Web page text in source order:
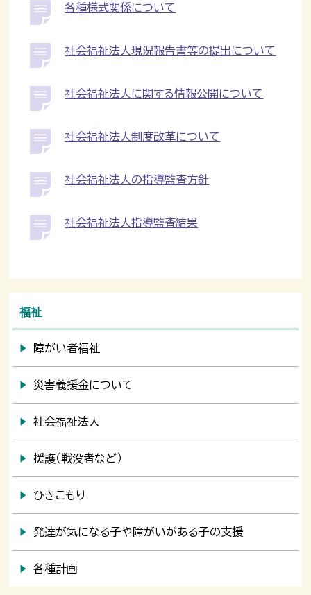
各種様式関係について
社会福祉法人現況報告書等の提出について
社会福祉法人に関する情報公開について
社会福祉法人制度改革について
社会福祉法人の指導監査方針
社会福祉法人指導監査結果
福祉
障がい者福祉
災害義援金について
社会福祉法人
援護（戦没者など）
ひきこもり
発達が気になる子や障がいがある子の支援
各種計画